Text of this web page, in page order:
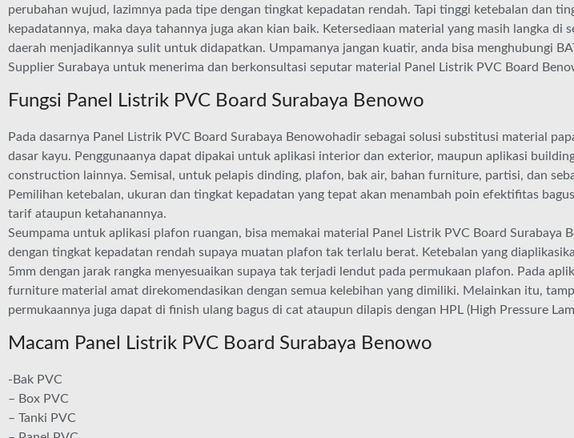
perubahan wujud, lazimnya pada tipe dengan tingkat kepadatan rendah. Tapi tinggi ketebalan dan
kepadatannya, maka daya tahannya juga akan kian baik. Ketersediaan material yang masih langka di
daerah menjadikannya sulit untuk didapatkan. Umpamanya jangan kuatir, anda bisa menghubungi
Supplier Surabaya untuk menerima dan berkonsultasi seputar material Panel Listrik PVC Board
Fungsi Panel Listrik PVC Board Surabaya Benowo
Pada dasarnya Panel Listrik PVC Board Surabaya Benowohadir sebagai solusi substitusi material
dasar kayu. Penggunaanya dapat dipakai untuk aplikasi interior dan exterior, maupun aplikasi
construction lainnya. Semisal, untuk pelapis dinding, plafon, bak air, bahan furniture, partisi, dan
Pemilihan ketebalan, ukuran dan tingkat kepadatan yang tepat akan menambah poin efektifitas
tarif ataupun ketahanannya.
Seumpama untuk aplikasi plafon ruangan, bisa memakai material Panel Listrik PVC Board Surabaya
dengan tingkat kepadatan rendah supaya muatan plafon tak terlalu berat. Ketebalan yang
5mm dengan jarak rangka menyesuaikan supaya tak terjadi lendut pada permukaan plafon. Pada
furniture material amat direkomendasikan dengan semua kelebihan yang dimiliki. Melainkan itu,
permukaannya juga dapat di finish ulang bagus di cat ataupun dilapis dengan HPL (High Pressure
Macam Panel Listrik PVC Board Surabaya Benowo
-Bak PVC
– Box PVC
– Tanki PVC